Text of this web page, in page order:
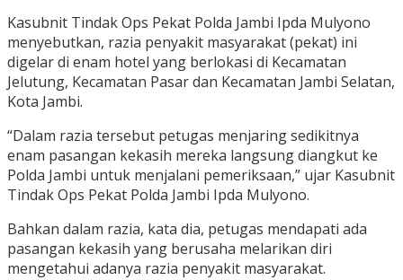
Kasubnit Tindak Ops Pekat Polda Jambi Ipda Mulyono
menyebutkan, razia penyakit masyarakat (pekat) ini
digelar di enam hotel yang berlokasi di Kecamatan
Jelutung, Kecamatan Pasar dan Kecamatan Jambi Selatan,
Kota Jambi.
“Dalam razia tersebut petugas menjaring sedikitnya
enam pasangan kekasih mereka langsung diangkut ke
Polda Jambi untuk menjalani pemeriksaan,” ujar Kasubnit
Tindak Ops Pekat Polda Jambi Ipda Mulyono.
Bahkan dalam razia, kata dia, petugas mendapati ada
pasangan kekasih yang berusaha melarikan diri
mengetahui adanya razia penyakit masyarakat.